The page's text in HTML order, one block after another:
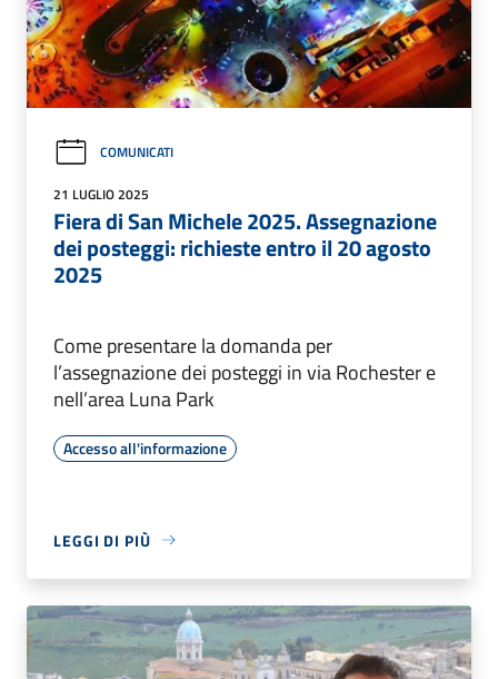
COMUNICATI
21 LUGLIO 2025
Fiera di San Michele 2025. Assegnazione
dei posteggi: richieste entro il 20 agosto
2025
Come presentare la domanda per
l’assegnazione dei posteggi in via Rochester e
nell’area Luna Park
Accesso all'informazione
LEGGI DI PIÙ